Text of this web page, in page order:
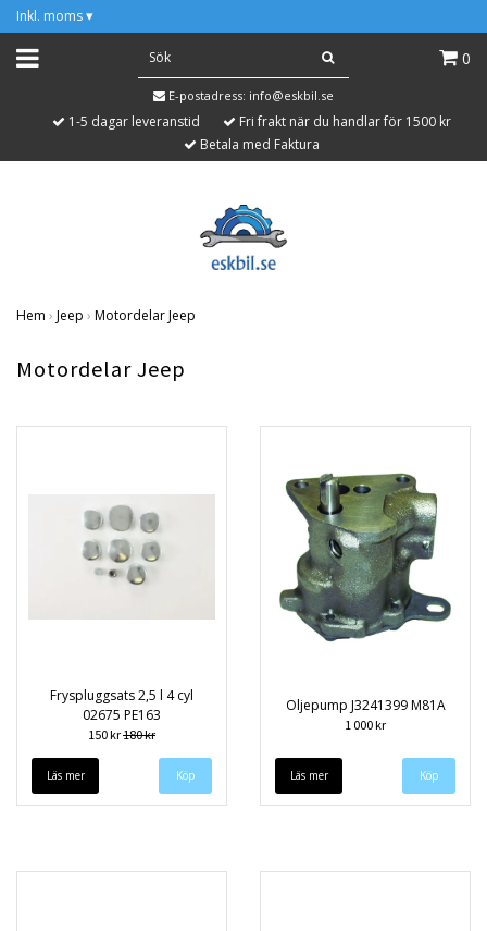
Inkl. moms ▾
0
E-postadress: info@eskbil.se
1-5 dagar leveranstid
Fri frakt när du handlar för 1500 kr
Betala med Faktura
Hem › Jeep › Motordelar Jeep
Motordelar Jeep
Fryspluggsats 2,5 l 4 cyl
02675 PE163
150 kr180 kr
Läs mer
Oljepump J3241399 M81A
1 000 kr
Läs mer